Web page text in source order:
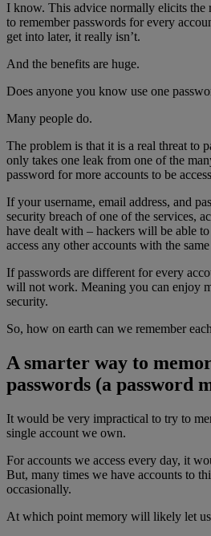
I know. This advice normally elicits the
to remember passwords for every
get into later, it really isn’t.
And the benefits are huge.
Does anyone you know use one
Many people do.
The problem is that it is a real threat to
only takes one leak from one of the
password for more accounts to be
If your username, email address, and
security breach of one of the services,
have dealt with – hackers will be able
access any other accounts with the
If passwords are different for every
will not work. Meaning you can enjoy
security.
So, how on earth can we remember
A smarter way to
passwords (a password
It would be very impractical to try to
single account we own.
For accounts we access every day, it
But, many times we have accounts to
occasionally.
At which point memory will likely let